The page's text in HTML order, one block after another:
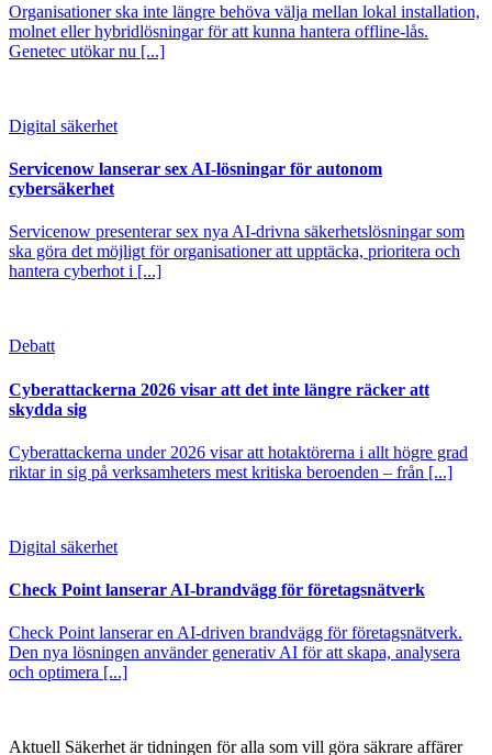
Organisationer ska inte längre behöva välja mellan lokal installation,
molnet eller hybridlösningar för att kunna hantera offline-lås.
Genetec utökar nu [...]
Digital säkerhet
Servicenow lanserar sex AI-lösningar för autonom
cybersäkerhet
Servicenow presenterar sex nya AI-drivna säkerhetslösningar som
ska göra det möjligt för organisationer att upptäcka, prioritera och
hantera cyberhot i [...]
Debatt
Cyberattackerna 2026 visar att det inte längre räcker att
skydda sig
Cyberattackerna under 2026 visar att hotaktörerna i allt högre grad
riktar in sig på verksamheters mest kritiska beroenden – från [...]
Digital säkerhet
Check Point lanserar AI-brandvägg för företagsnätverk
Check Point lanserar en AI-driven brandvägg för företagsnätverk.
Den nya lösningen använder generativ AI för att skapa, analysera
och optimera [...]
Aktuell Säkerhet är tidningen för alla som vill göra säkrare affärer